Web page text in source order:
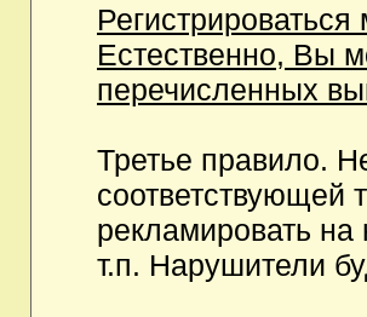
Естественно, Вы
перечисленных
Третье правило.
соответствующей
рекламировать
т.п. Нарушители